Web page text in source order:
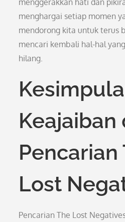
menggerakkan hati dan
menghargai setiap momen
mendorong kita untuk terus
mencari kembali hal-hal
hilang.
Keajaiban
Pencarian
Lost
Pencarian The Lost